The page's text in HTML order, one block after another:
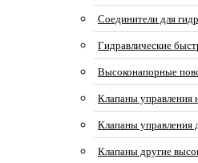
Соединители для
Гидравлические
Высоконапорные
Клапаны управления
Клапаны управления
Клапаны другие